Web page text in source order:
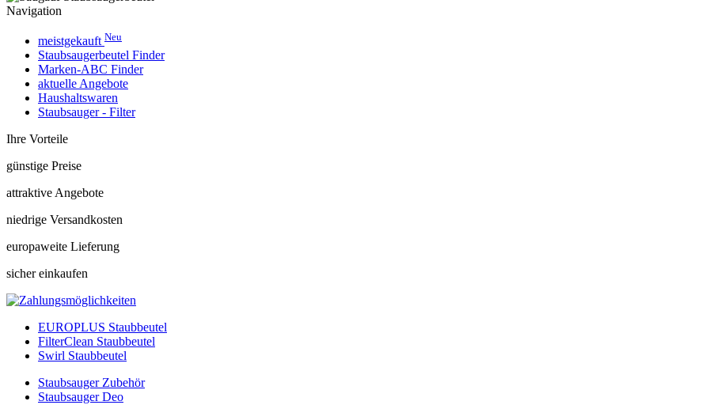
Navigation
meistgekauft Neu
Staubsaugerbeutel Finder
Marken-ABC Finder
aktuelle Angebote
Haushaltswaren
Staubsauger - Filter
Ihre Vorteile
günstige Preise
attraktive Angebote
niedrige Versandkosten
europaweite Lieferung
sicher einkaufen
EUROPLUS Staubbeutel
FilterClean Staubbeutel
Swirl Staubbeutel
Staubsauger Zubehör
Staubsauger Deo